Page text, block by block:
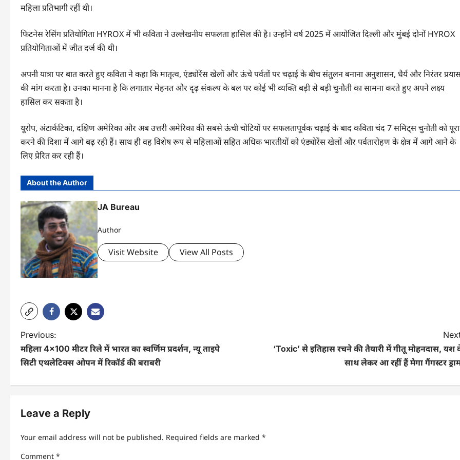
महिला प्रतिभागी रहीं थी।
फिटनेस रेसिंग प्रतियोगिता HYROX में भी कविता ने उल्लेखनीय सफलता हासिल की है। उन्होंने वर्ष 2025 में आयोजित दिल्ली और मुंबई दोनों HYROX
प्रतियोगिताओं में जीत दर्ज की थी।
अपनी यात्रा पर बात करते हुए कविता ने कहा कि मातृत्व, एंड्योरेंस खेलों और ऊंचे पर्वतों पर चढ़ाई के बीच संतुलन बनाना अनुशासन, धैर्य और निरंतर
की मांग करता है। उनका मानना है कि लगातार मेहनत और दृढ़ संकल्प के बल पर कोई भी व्यक्ति बड़ी से बड़ी चुनौती का सामना करते हुए अपने लक्ष्य
हासिल कर सकता है।
यूरोप, अंटार्कटिका, दक्षिण अमेरिका और अब उत्तरी अमेरिका की सबसे ऊंची चोटियों पर सफलतापूर्वक चढ़ाई के बाद कविता चंद 7 समिट्स चुनौती को पूरा
करने की दिशा में आगे बढ़ रही हैं। साथ ही वह विशेष रूप से महिलाओं सहित अधिक भारतीयों को एंड्योरेंस खेलों और पर्वतारोहण के क्षेत्र में आगे आने के
लिए प्रेरित कर रही हैं।
About the Author
JA Bureau
Author
Visit Website View All Posts
P
o
n
Previous:
महिला 4×100 मीटर रिले में भारत का स्वर्णिम प्रदर्शन, न्यू ताइपे
सिटी एथलेटिक्स ओपन में रिकॉर्ड की बराबरी
‘Toxic’ से इतिहास रचने की तैयारी में गीतू मोहनदास, यश
साथ लेकर आ रहीं हैं मेगा गैंगस्टर
Leave a Reply
Your email address will not be published. Required fields are marked *
Comment *